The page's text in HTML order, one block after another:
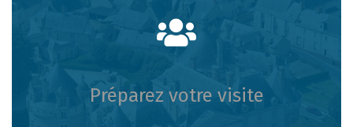
Préparez votre visite